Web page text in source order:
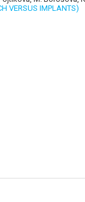
VERSUS IMPLANTS)